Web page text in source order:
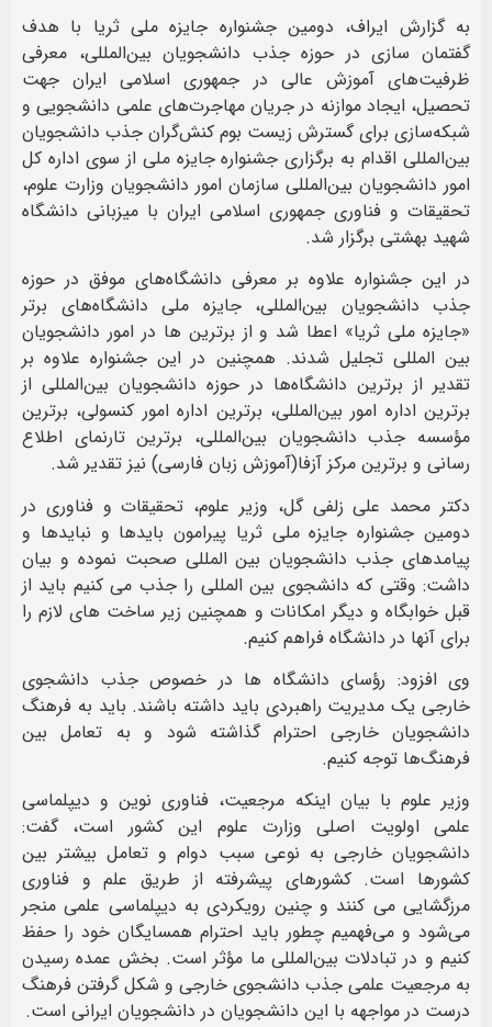
به گزارش ایراف، دومین جشنواره جایزه ملی ثریا با هدف
گفتمان سازی در حوزه جذب دانشجویان بین‌المللی، معرفی
ظرفیت‌های آموزش عالی در جمهوری اسلامی ایران جهت
تحصیل، ایجاد موازنه در جریان مهاجرت‌های علمی دانشجویی و
شبکه‌سازی برای گسترش زیست بوم کنش‌گران جذب دانشجویان
بین‌المللی اقدام به برگزاری جشنواره جایزه ملی از سوی اداره کل
امور دانشجویان بین‌المللی سازمان امور دانشجویان وزارت علوم،
تحقیقات و فناوری جمهوری اسلامی ایران با میزبانی دانشگاه
شهید بهشتی برگزار شد.
در این جشنواره علاوه بر معرفی دانشگاه‌های موفق در حوزه
جذب دانشجویان بین‌المللی، جایزه ملی دانشگاه‌های برتر
«جایزه ملی ثریا» اعطا شد و از برترین ها در امور دانشجویان
بین المللی تجلیل شدند. همچنین در این جشنواره علاوه بر
تقدیر از برترین دانشگاه‌ها در حوزه دانشجویان بین‌المللی از
برترین اداره امور بین‌المللی، برترین اداره امور کنسولی، برترین
مؤسسه جذب دانشجویان بین‌المللی، برترین تارنمای اطلاع
رسانی و برترین مرکز آزفا(آموزش زبان فارسی) نیز تقدیر شد.
دکتر محمد علی زلفی گل، وزیر علوم، تحقیقات و فناوری در
دومین جشنواره جایزه ملی ثریا پیرامون بایدها و نبایدها و
پیامدهای جذب دانشجویان بین المللی صحبت نموده و بیان
داشت: وقتی که دانشجوی بین المللی را جذب می کنیم باید از
قبل خوابگاه و دیگر امکانات و همچنین زیر ساخت های لازم را
برای آنها در دانشگاه فراهم کنیم.
وی افزود: رؤسای دانشگاه ها در خصوص جذب دانشجوی
خارجی یک مدیریت راهبردی باید داشته باشند. باید به فرهنگ
دانشجویان خارجی احترام گذاشته شود و به تعامل بین
فرهنگ‌ها توجه کنیم.
وزیر علوم با بیان اینکه مرجعیت، فناوری نوین و دیپلماسی
علمی اولویت اصلی وزارت علوم این کشور است، گفت:
دانشجویان خارجی به نوعی سبب دوام و تعامل بیشتر بین
کشورها است. کشورهای پیشرفته از طریق علم و فناوری
مرزگشایی می کنند و چنین رویکردی به دیپلماسی علمی منجر
می‌شود و می‌فهمیم چطور باید احترام همسایگان خود را حفظ
کنیم و در تبادلات بین‌المللی ما مؤثر است. بخش عمده رسیدن
به مرجعیت علمی جذب دانشجوی خارجی و شکل گرفتن فرهنگ
درست در مواجهه با این دانشجویان در دانشجویان ایرانی است.